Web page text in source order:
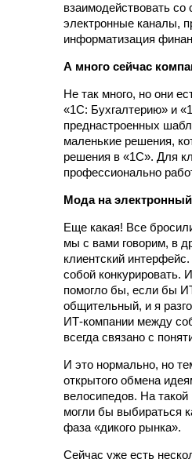
взаимодействовать
электронные каналы,
информатизация
А много сейчас
Не так много, но они
«1С: Бухгалтерию» и
преднастроенных
маленькие решения,
решения в «1С». Для
профессионально
Мода на
Еще какая! Все
мы с вами говорим, в
клиентский
собой конкурировать.
помогло бы, если бы
общительный, и я
ИТ-­компании между
всегда связано с
И это нормально, но
открытого обмена
велосипедов. На
могли бы выбираться
фаза «дикого рынка».
Сейчас уже есть